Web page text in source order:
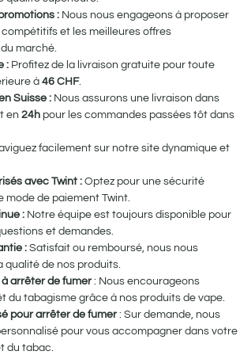
: Nous nous engageons à proposer
compétitifs et les meilleures offres
marché.
: Profitez de la livraison gratuite pour toute
à 46 CHF.
Suisse : Nous assurons une livraison dans
en 24h pour les commandes passées tôt dans
facilement sur notre site dynamique et
avec Twint : Optez pour une sécurité
mode de paiement Twint.
: Notre équipe est toujours disponible pour
et demandes.
: Satisfait ou remboursé, nous nous
qualité de nos produits.
arrêter de fumer: Nous encourageons
du tabagisme grâce à nos produits de vape.
pour arrêter de fumer: Sur demande, nous
pour vous accompagner dans votre
du tabac.